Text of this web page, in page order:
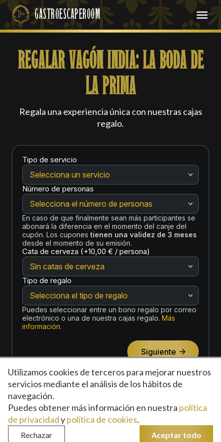
REGALAR VAGÓN INDIA: LA BODA DE
LA PRIMA
Regala una experiencia única con nuestras cajas
regalo.
Política de privacidadPolítica de cookies
Condiciones de usoPreguntas frecuentes
Web desarrollada por
Insomnia Comunicación
Utilizamos cookies de terceros para mejorar nuestros
servicios mediante el análisis de los hábitos de
navegación.
Puedes obtener más información en nuestra política
de privacidadypolítica de cookies.
Rechazar Aceptar todo